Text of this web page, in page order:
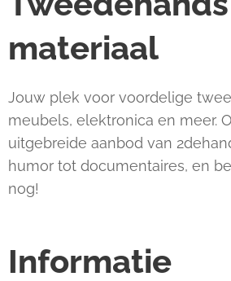
materiaal
Jouw plek voor voordelige
meubels, elektronica en meer.
uitgebreide aanbod van
humor tot documentaires, en
nog!
Informatie